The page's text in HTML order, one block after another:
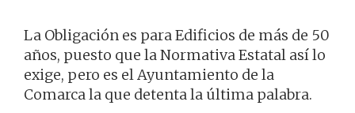
La Obligación es para Edificios de más de 50
años, puesto que la Normativa Estatal así lo
exige, pero es el Ayuntamiento de la
Comarca la que detenta la última palabra.